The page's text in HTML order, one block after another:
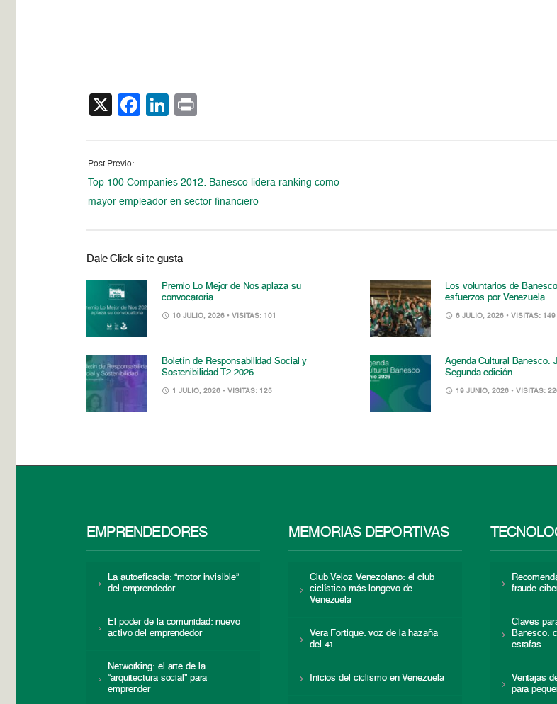
X Facebook
LinkedIn
Post Previo:
Top 100 Companies 2012: Banesco lidera ranking como
mayor empleador en sector financiero
Dale Click si te gusta
Premio Lo Mejor de Nos aplaza su
convocatoria
10 JULIO, 2026 • VISITAS: 101
Los voluntarios de
esfuerzos por Venezuela
6 JULIO, 2026 • VISITAS: 149
Boletín de Responsabilidad Social y
Sostenibilidad T2 2026
1 JULIO, 2026 • VISITAS: 125
Agenda Cultural Banesco.
Segunda edición
19 JUNIO, 2026 • VISITAS:
EMPRENDEDORES
La autoeficacia: “motor invisible”
del emprendedor
El poder de la comunidad: nuevo
activo del emprendedor
Networking: el arte de la
“arquitectura social” para
emprender
MEMORIAS DEPORTIVAS
Club Veloz Venezolano: el club
ciclístico más longevo de
Venezuela
Vera Fortique: voz de la hazaña
del 41
Inicios del ciclismo en Venezuela
fraude
Claves
Banesco:
estafas
Ventajas
para